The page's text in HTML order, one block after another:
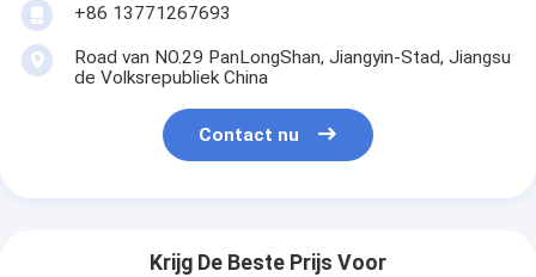
+86 13771267693
Road van NO.29 PanLongShan, Jiangyin-Stad, Jiangsu
de Volksrepubliek China
Contact nu
Krijg De Beste Prijs Voor